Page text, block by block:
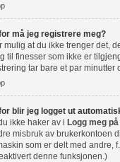
må jeg registrere meg?
mulig at du ikke trenger det,
til finesser som ikke er
tar bare et par minutter
blir jeg logget ut
ikke haker av i Logg meg
misbruk av brukerkontoen
som er delt med andre,
denne funksjonen.)